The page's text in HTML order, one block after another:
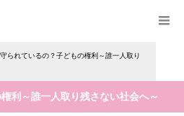
守られているの？子どもの権利～誰一人取り
利～誰一人取り残さない社会へ～